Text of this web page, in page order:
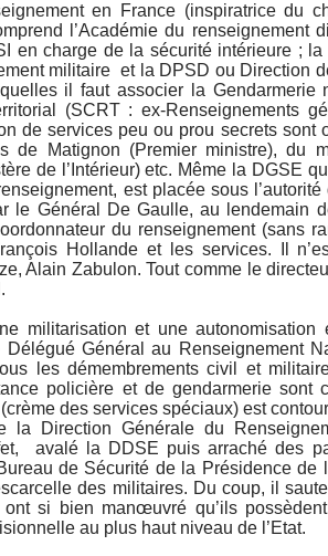
en France (inspiratrice du
l’Académie du renseignement
en charge de la sécurité intérieure ; la
militaire et la DPSD ou Direction
il faut associer la Gendarmerie
(SCRT : ex-Renseignements
de services peu ou prou secrets sont
de Matignon (Premier ministre), du
de l’Intérieur) etc. Même la DGSE
est placée sous
le Général De Gaulle, au lendemain
du renseignement (sans
Hollande et les services. Il
Alain Zabulon. Tout comme le
militarisation et une autonomisation
Délégué Général au Renseignement
les démembrements civil et
policière et de gendarmerie sont
des services spéciaux) est
Direction Générale du
avalé la DDSE puis arraché des
de Sécurité de la Présidence de
des militaires. Du coup, il
si bien manœuvré qu’ils
au plus haut niveau de l’Etat.